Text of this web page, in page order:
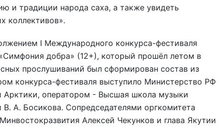
и традиции народа саха, а также увидеть
коллективов».
I Международного конкурса-фестиваля
добра» (12+), который прошёл летом в
прослушиваний был сформирован состав из
конкурса-фестиваля выступило Министерство РФ
Арктики, оператором - Высшая школа музыки
А. Босикова. Сопредседателями оргкомитета
Алексей Чекунков и глава Якутии